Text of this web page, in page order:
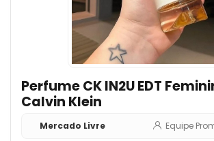
Perfume CK IN2U EDT
Calvin Klein
Mercado Livre Equipe